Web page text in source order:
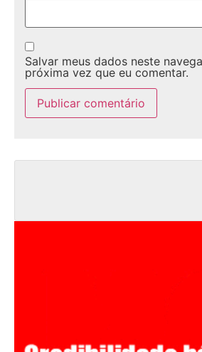
Salvar meus dados neste
próxima vez que eu comentar.